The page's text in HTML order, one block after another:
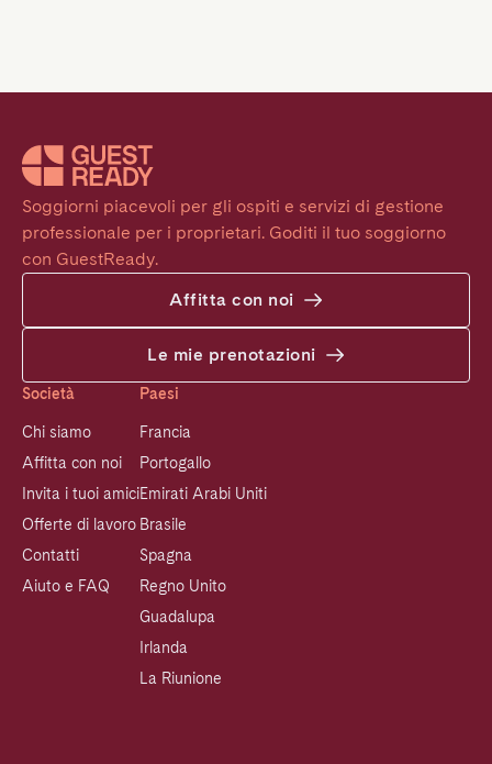
Soggiorni piacevoli per gli ospiti e servizi di gestione
professionale per i proprietari. Goditi il tuo soggiorno
con GuestReady.
Affitta con noi
Le mie prenotazioni
Società
Chi siamo
Affitta con noi
Invita i tuoi amici
Offerte di lavoro
Contatti
Aiuto e FAQ
Paesi
Francia
Portogallo
Emirati Arabi Uniti
Brasile
Spagna
Regno Unito
Guadalupa
Irlanda
La Riunione